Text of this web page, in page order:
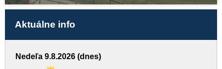
Aktuálne info
Nedeľa 9.8.2026 (dnes)